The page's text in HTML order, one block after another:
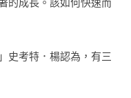
的成長。該如何快速而
史考特．楊認為，有三